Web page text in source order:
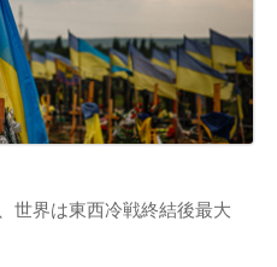
世界は東西冷戦終結後最大